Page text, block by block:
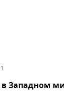
в Западном